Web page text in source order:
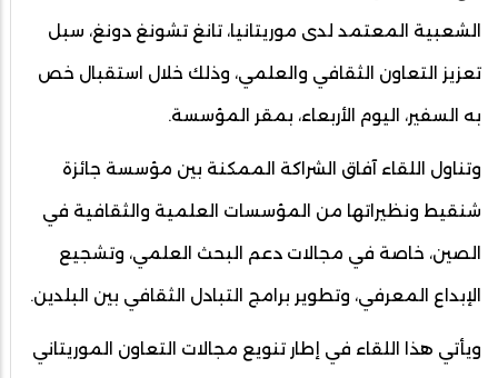
الشعبية المعتمد لدى موريتانيا، تانغ تشونغ دونغ، سبل
تعزيز التعاون الثقافي والعلمي، وذلك خلال استقبال خص
به السفير، اليوم الأربعاء، بمقر المؤسسة.
وتناول اللقاء آفاق الشراكة الممكنة بين مؤسسة جائزة
شنقيط ونظيراتها من المؤسسات العلمية والثقافية في
الصين، خاصة في مجالات دعم البحث العلمي، وتشجيع
الإبداع المعرفي، وتطوير برامج التبادل الثقافي بين البلدين.
ويأتي هذا اللقاء في إطار تنويع مجالات التعاون الموريتاني